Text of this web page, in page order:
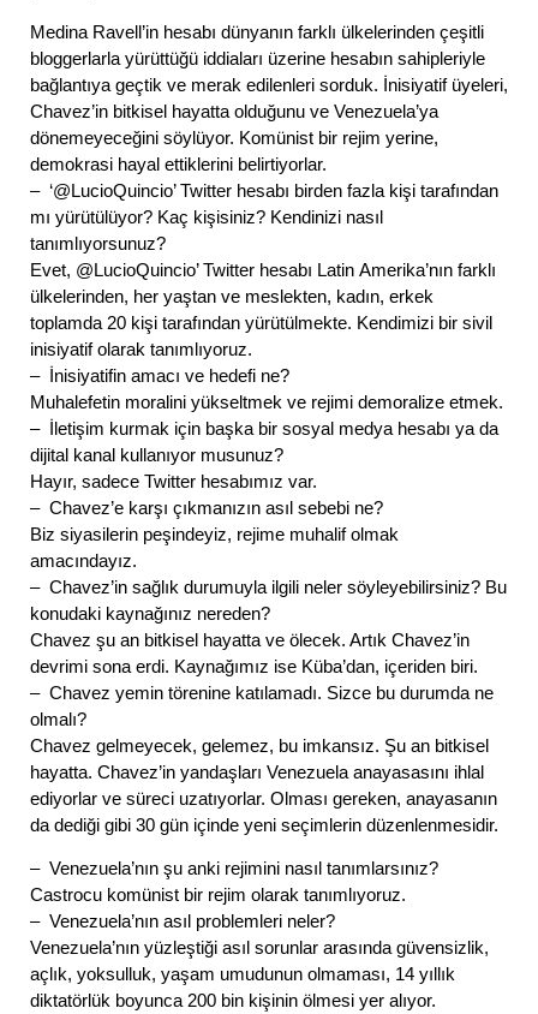
Medina Ravell’in hesabı dünyanın farklı ülkelerinden çeşitli
bloggerlarla yürüttüğü iddiaları üzerine hesabın sahipleriyle
bağlantıya geçtik ve merak edilenleri sorduk. İnisiyatif üyeleri,
Chavez’in bitkisel hayatta olduğunu ve Venezuela’ya
dönemeyeceğini söylüyor. Komünist bir rejim yerine,
demokrasi hayal ettiklerini belirtiyorlar.
– ‘@LucioQuincio’ Twitter hesabı birden fazla kişi tarafından
mı yürütülüyor? Kaç kişisiniz? Kendinizi nasıl
tanımlıyorsunuz?
Evet, @LucioQuincio’ Twitter hesabı Latin Amerika’nın farklı
ülkelerinden, her yaştan ve meslekten, kadın, erkek
toplamda 20 kişi tarafından yürütülmekte. Kendimizi bir sivil
inisiyatif olarak tanımlıyoruz.
– İnisiyatifin amacı ve hedefi ne?
Muhalefetin moralini yükseltmek ve rejimi demoralize etmek.
– İletişim kurmak için başka bir sosyal medya hesabı ya da
dijital kanal kullanıyor musunuz?
Hayır, sadece Twitter hesabımız var.
– Chavez’e karşı çıkmanızın asıl sebebi ne?
Biz siyasilerin peşindeyiz, rejime muhalif olmak
amacındayız.
– Chavez’in sağlık durumuyla ilgili neler söyleyebilirsiniz? Bu
konudaki kaynağınız nereden?
Chavez şu an bitkisel hayatta ve ölecek. Artık Chavez’in
devrimi sona erdi. Kaynağımız ise Küba’dan, içeriden biri.
– Chavez yemin törenine katılamadı. Sizce bu durumda ne
olmalı?
Chavez gelmeyecek, gelemez, bu imkansız. Şu an bitkisel
hayatta. Chavez’in yandaşları Venezuela anayasasını ihlal
ediyorlar ve süreci uzatıyorlar. Olması gereken, anayasanın
da dediği gibi 30 gün içinde yeni seçimlerin düzenlenmesidir.
– Venezuela’nın şu anki rejimini nasıl tanımlarsınız?
Castrocu komünist bir rejim olarak tanımlıyoruz.
– Venezuela’nın asıl problemleri neler?
Venezuela’nın yüzleştiği asıl sorunlar arasında güvensizlik,
açlık, yoksulluk, yaşam umudunun olmaması, 14 yıllık
diktatörlük boyunca 200 bin kişinin ölmesi yer alıyor.